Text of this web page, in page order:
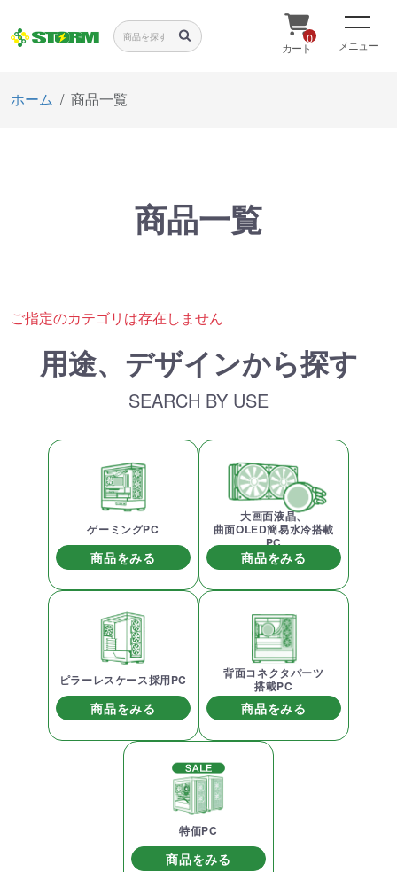
0
カート メニュー
ホーム 商品一覧
商品一覧
ご指定のカテゴリは存在しません
用途、デザインから探す
SEARCH BY USE
ゲーミングPC
商品をみる
大画面液晶、
曲面OLED簡易水冷搭載
PC
商品をみる
ピラーレスケース採用PC
商品をみる
背面コネクタパーツ
搭載PC
商品をみる
特価PC
商品をみる